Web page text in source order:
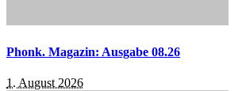
Phonk. Magazin: Ausgabe 08.26
1. August 2026